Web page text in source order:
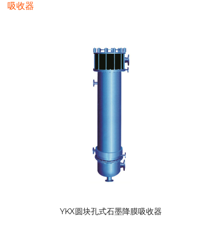
吸收器
YKX圆块孔式石墨降膜吸收器